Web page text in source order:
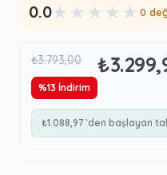
0.0★ ★ ★ ★ ★ 0
₺3.793,00
%13 İndirim
₺1.088,97 `den başlayan